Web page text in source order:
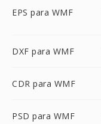
EPS para WMF
DXF para WMF
CDR para WMF
PSD para WMF